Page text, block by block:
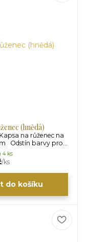
(hnědá)
na růženec na
Odstín barvy pro...
/ks
4 ks
do košíku